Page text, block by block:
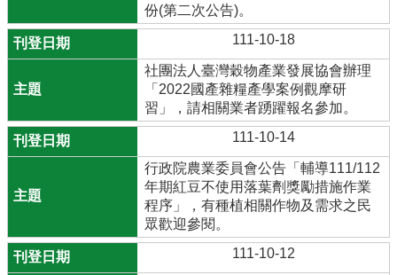
份(第二次公告)。
111-10-18
社團法人臺灣穀物產業發展協會辦理
「2022國產雜糧產學案例觀摩研
習」，請相關業者踴躍報名參加。
111-10-14
行政院農業委員會公告「輔導111/112
年期紅豆不使用落葉劑獎勵措施作業
程序」，有種植相關作物及需求之民
眾歡迎參閱。
111-10-12